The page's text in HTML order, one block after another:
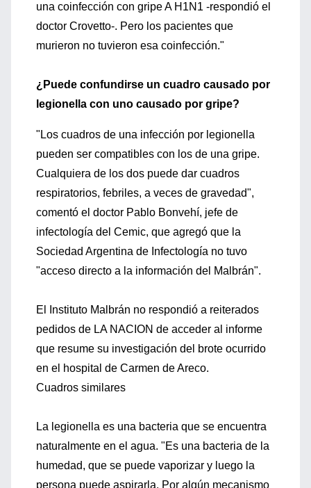
una coinfección con gripe A H1N1 -respondió el
doctor Crovetto-. Pero los pacientes que
murieron no tuvieron esa coinfección."
¿Puede confundirse un cuadro causado por
legionella con uno causado por gripe?
"Los cuadros de una infección por legionella
pueden ser compatibles con los de una gripe.
Cualquiera de los dos puede dar cuadros
respiratorios, febriles, a veces de gravedad",
comentó el doctor Pablo Bonvehí, jefe de
infectología del Cemic, que agregó que la
Sociedad Argentina de Infectología no tuvo
"acceso directo a la información del Malbrán".
El Instituto Malbrán no respondió a reiterados
pedidos de LA NACION de acceder al informe
que resume su investigación del brote ocurrido
en el hospital de Carmen de Areco.
Cuadros similares
La legionella es una bacteria que se encuentra
naturalmente en el agua. "Es una bacteria de la
humedad, que se puede vaporizar y luego la
persona puede aspirarla. Por algún mecanismo